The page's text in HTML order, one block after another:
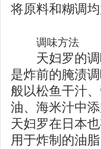
将原料和糊调
调味方法
天妇罗的调
是炸前的腌渍
般以松鱼干汁
油、海米汁中
天妇罗在日本
用于炸制的油